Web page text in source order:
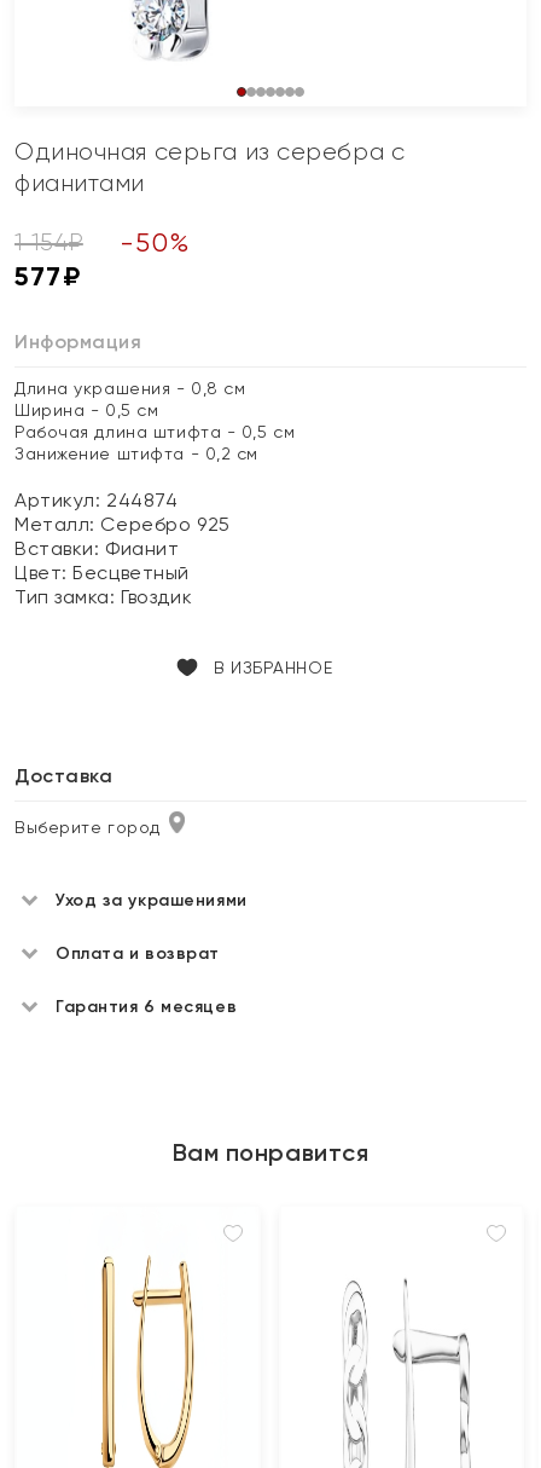
Одиночная серьга из серебра с
фианитами
1 154₽ -50%
577₽
Информация
Длина украшения - 0,8 см
Ширина - 0,5 см
Рабочая длина штифта - 0,5 см
Занижение штифта - 0,2 см
Артикул: 244874
Металл: Серебро 925
Вставки: Фианит
Цвет:Бесцветный
Тип замка:Гвоздик
В ИЗБРАННОЕ
Доставка
Выберите город
Уход за украшениями
Оплата и возврат
Гарантия 6 месяцев
Вам понравится